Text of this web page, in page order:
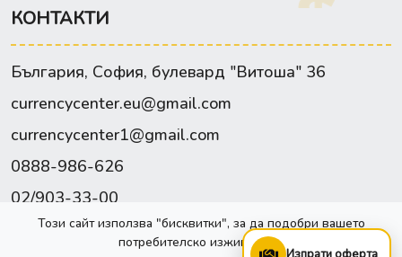
КОНТАКТИ
България, София, булевард "Витоша" 36
currencycenter.eu@gmail.com
currencycenter1@gmail.com
0888-986-626
02/903-33-00
Facebook
Този сайт използва "бисквитки", за да подобри вашето
потребителско изживяване.